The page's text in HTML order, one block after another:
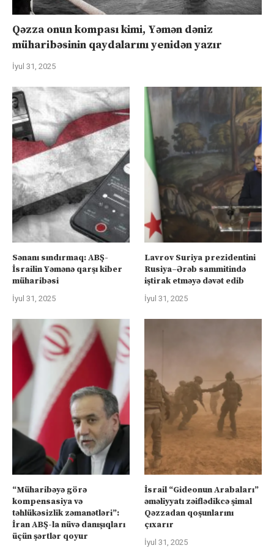
Qəzza onun kompası kimi, Yəmən dəniz
müharibəsinin qaydalarını yenidən yazır
İyul 31, 2025
Sənanı sındırmaq: ABŞ-
İsrailin Yəmənə qarşı kiber
müharibəsi
İyul 31, 2025
Lavrov Suriya prezidentini
Rusiya–Ərəb sammitində
iştirak etməyə dəvət edib
İyul 31, 2025
“Müharibəyə görə
kompensasiya və
təhlükəsizlik zəmanətləri”:
İran ABŞ-la nüvə danışıqları
üçün şərtlər qoyur
İsrail “Gideonun Arabaları”
əməliyyatı zəiflədikcə şimal
Qəzzadan qoşunlarını
çıxarır
İyul 31, 2025